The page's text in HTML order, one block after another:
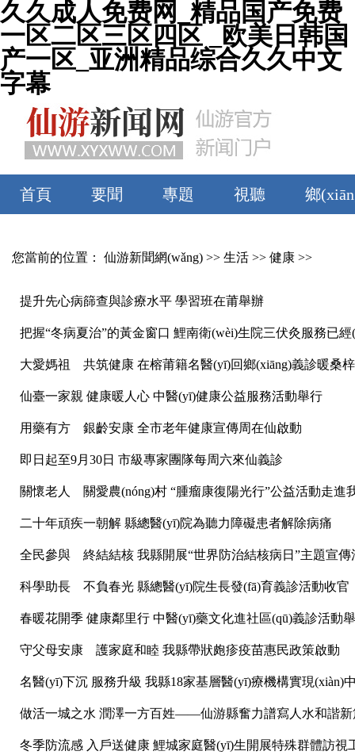
久久成人免费网_精品国产免费
一区二区三区四区 _欧美日韩国
产一区_亚洲精品综合久久中文
字幕
首頁 要聞 專題 視聽 鄉
您當前的位置： 仙游新聞網(wǎng) >> 生活 >> 健康 >>
提升先心病篩查與診療水平 學習班在莆舉辦
把握“冬病夏治”的黃金窗口 鯉南衛(wèi)生院三伏灸服務已經
大愛媽祖 共筑健康 在榕莆籍名醫(yī)回鄉(xiāng)義診暖桑梓
仙臺一家親 健康暖人心 中醫(yī)健康公益服務活動舉行
用藥有方 銀齡安康 全市老年健康宣傳周在仙啟動
即日起至9月30日 市級專家團隊每周六來仙義診
關懷老人 關愛農(nóng)村 “腫瘤康復陽光行”公益活動走進
二十年頑疾一朝解 縣總醫(yī)院為聽力障礙患者解除病痛
全民參與 終結結核 我縣開展“世界防治結核病日”主題宣傳
科學助長 不負春光 縣總醫(yī)院生長發(fā)育義診活動收官
春暖花開季 健康鄰里行 中醫(yī)藥文化進社區(qū)義診活動
守父母安康 護家庭和睦 我縣帶狀皰疹疫苗惠民政策啟動
名醫(yī)下沉 服務升級 我縣18家基層醫(yī)療機構實現(xiàn)
做活一城之水 潤澤一方百姓——仙游縣奮力譜寫人水和諧新
冬季防流感 入戶送健康 鯉城家庭醫(yī)生開展特殊群體訪視